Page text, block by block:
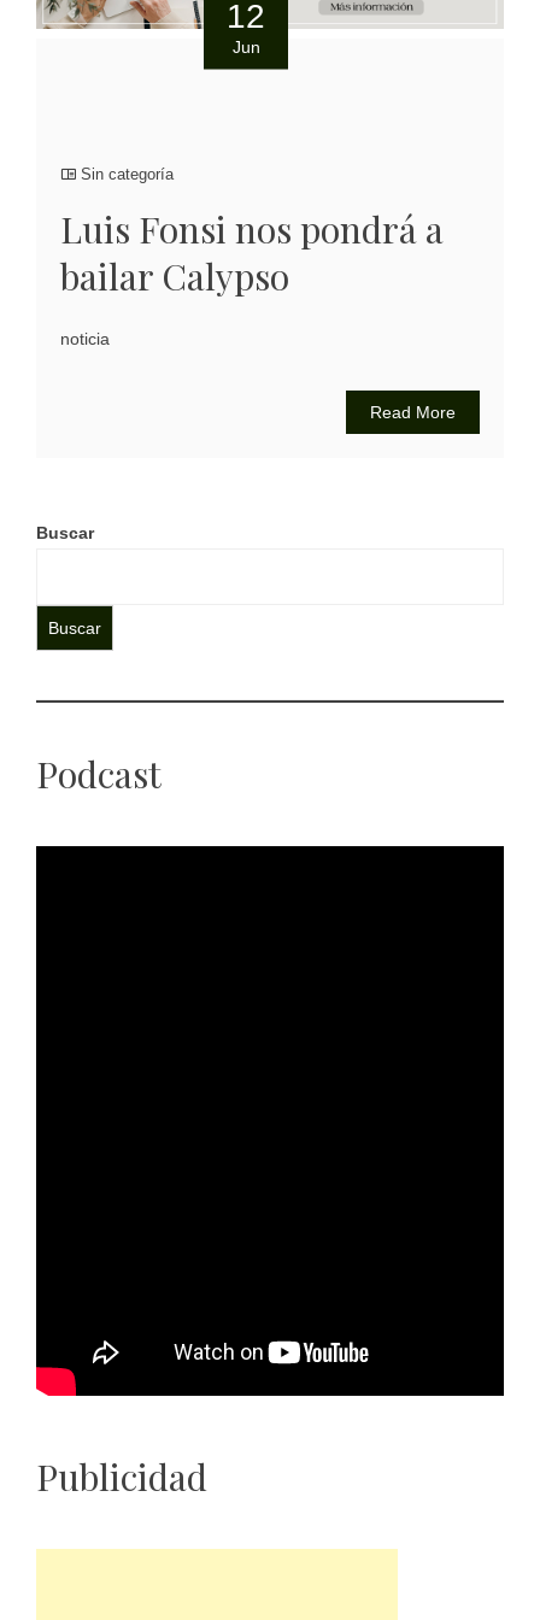
12
Jun
Sin categoría
Luis Fonsi nos pondrá a
bailar Calypso
noticia
Read More
Buscar
Buscar
Podcast
Publicidad